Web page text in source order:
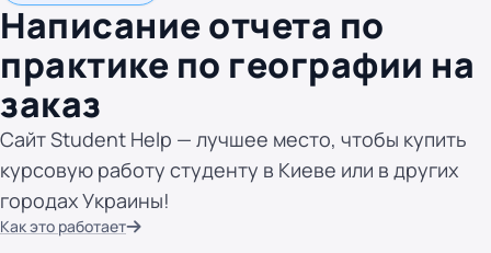
Написание отчета по
практике по географии на
заказ
Сайт Student Help — лучшее место, чтобы купить
курсовую работу студенту в Киеве или в других
городах Украины!
Как это работает